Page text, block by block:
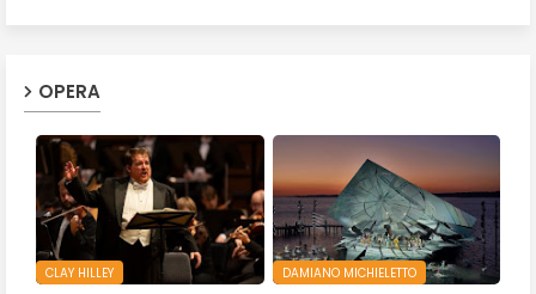
OPERA
CLAY HILLEY DAMIANO MICHIELETTO